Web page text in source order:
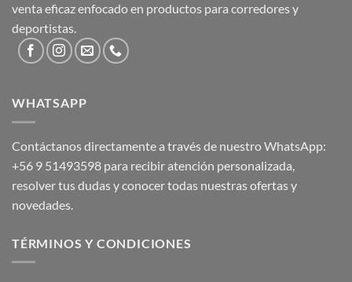
venta eficaz enfocado en productos para corredores y
deportistas.
WHATSAPP
Contáctanos directamente a través de nuestro WhatsApp:
+56 9 51493598 para recibir atención personalizada,
resolver tus dudas y conocer todas nuestras ofertas y
novedades.
TÉRMINOS Y CONDICIONES